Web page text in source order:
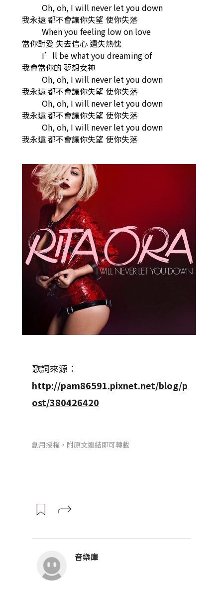
Oh, oh, I will never let you down
我永遠 都不會讓你失望 使你失落
When you feeling low on love
當你對愛 失去信心 遺失熱忱
I’ll be what you dreaming of
我會當你的 夢想女神
Oh, oh, I will never let you down
我永遠 都不會讓你失望 使你失落
Oh, oh, I will never let you down
我永遠 都不會讓你失望 使你失落
Oh, oh, I will never let you down
我永遠 都不會讓你失望 使你失落
歌詞來源：
http://pam86591.pixnet.net/blog/p
ost/380426420
創用授權，附原文連結即可轉載
音樂庫